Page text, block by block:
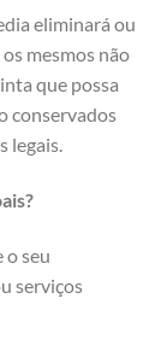
eliminará ou
mesmos não
que possa
conservados
legais.
o seu
serviços